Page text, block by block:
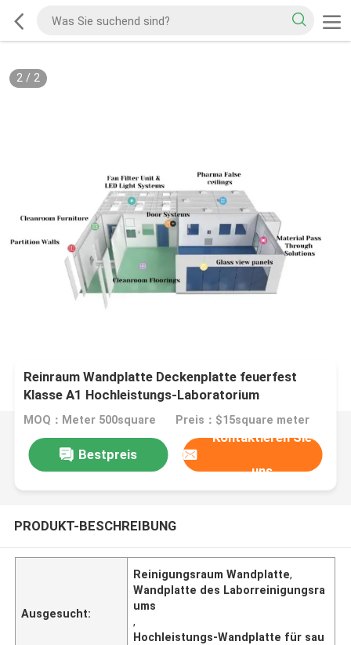
2/ 2
Reinraum Wandplatte Deckenplatte feuerfest
Klasse A1 Hochleistungs-Laboratorium
Forschung Reinraum
MOQ：Meter 500square Preis：$15square meter
Bestpreis
Kontaktieren Sie
uns
PRODUKT-BESCHREIBUNG
Ausgesucht:
Reinigungsraum Wandplatte,
Wandplatte des Laborreinigungsra
ums
,
Hochleistungs-Wandplatte für sau